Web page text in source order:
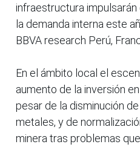
infraestructura
la demanda interna este
BBVA research Perú,
En el ámbito local el
aumento de la inversión
pesar de la disminución
metales, y de
minera tras problemas